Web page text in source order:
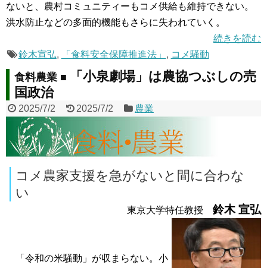
ないと、農村コミュニティーもコメ供給も維持できない。
洪水防止などの多面的機能もさらに失われていく。
続きを読む
鈴木宣弘, 「食料安全保障推進法」 , コメ騒動
食料農業 ■
「小泉劇場」は農協つぶしの売
国政治
2025/7/2 2025/7/2 農業
コメ農家支援を急がないと間に合わな
い
東京大学特任教授 鈴木 宣弘
「令和の米騒動」が収まらない。小